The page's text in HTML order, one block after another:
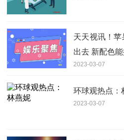
天天视讯！
出去 新配色
2023-03-07
环球观热点：
2023-03-07